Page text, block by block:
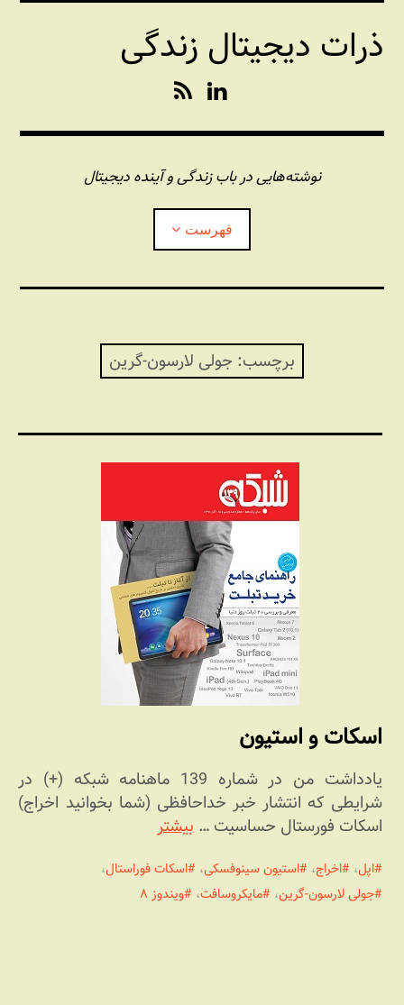
رفتن
محتواذرات دیجیتال زندگی
n
k
e
d
I
n
S
نوشته‌هایی در باب زندگی و آینده دیجیتال
فهرست
برچسب: جولی لارسون-گرین
اسکات و استیون
یادداشت من در شماره 139 ماهنامه شبکه (+) در
شرایطی که انتشار خبر خداحافظی (شما بخوانید اخراج)
اسکات فورستال حساسیت …بیشتر
اپل، اخراج، استیون سینوفسکی، اسکات فوراستال،
جولی لارسون-گرین، مایکروسافت، ویندوز ۸